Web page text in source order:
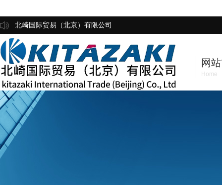
北崎国际贸易（北京）有限公司
网
Home